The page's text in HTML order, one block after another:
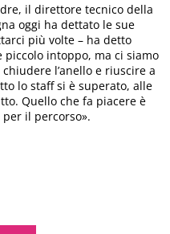
il direttore tecnico della
oggi ha dettato le sue
più volte – ha detto
piccolo intoppo, ma ci siamo
l’anello e riuscire a
lo staff si è superato, alle
Quello che fa piacere è
il percorso».